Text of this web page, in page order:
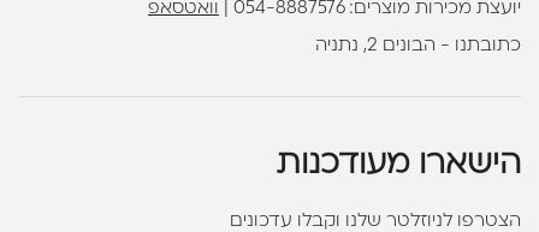
יועצת מכירות מוצרים:054-8887576 וואטסאפ
כתובתנו - הבונים 2, נתניה
הישארו מעודכנות
הצטרפו לניוזלטר שלנו וקבלו עדכונים